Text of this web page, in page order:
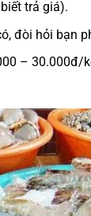
trả giá).
đòi hỏi bạn
– 30.000đ/